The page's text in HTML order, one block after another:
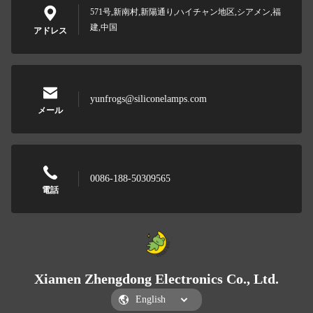
アドレス
571号,新南村,新陽通り,ハイチャン地区,シアメン,福
建,中国
メール
yunfrogs@siliconelamps.com
電話
0086-188-50309565
Xiamen Zhengdong Electronics Co., Ltd.